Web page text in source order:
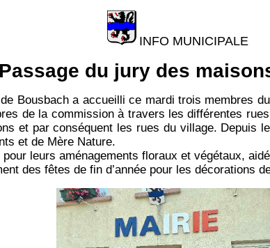
INFO MUNICIPALE
Passage du jury des
Bousbach a accueilli ce mardi trois membres
de la commission à travers les différentes
et par conséquent les rues du village. Depuis
et de Mère Nature.
leurs aménagements floraux et végétaux,
des fêtes de fin d’année pour les décorations